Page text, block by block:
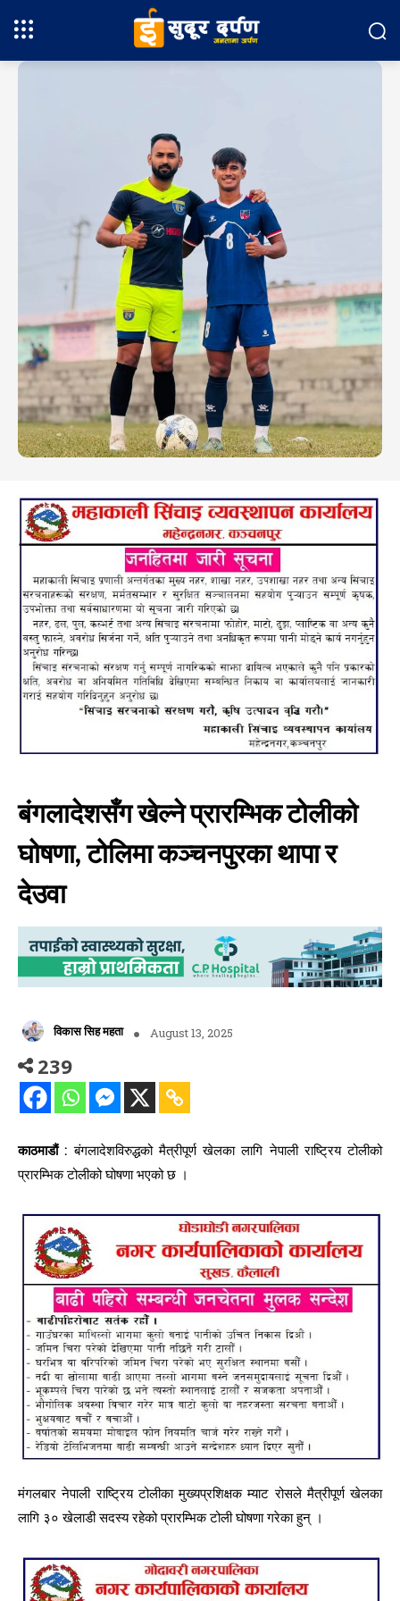
बंगलादेशसँग खेल्ने प्रारम्भिक टोलीको
घोषणा, टोलिमा कञ्चनपुरका थापा र
देउवा
विकास सिह महता August 13, 2025
239
काठमाडौं : बंगलादेशविरुद्धको मैत्रीपूर्ण खेलका लागि नेपाली राष्ट्रिय टोलीको
प्रारम्भिक टोलीको घोषणा भएको छ ।
मंगलबार नेपाली राष्ट्रिय टोलीका मुख्यप्रशिक्षक म्याट रोसले मैत्रीपूर्ण खेलका
लागि ३० खेलाडी सदस्य रहेको प्रारम्भिक टोली घोषणा गरेका हुन् ।